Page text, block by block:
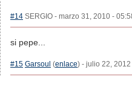
#14 SERGIO - marzo 31, 2010 -
si pepe...
#15 Garsoul (enlace) - julio 22,